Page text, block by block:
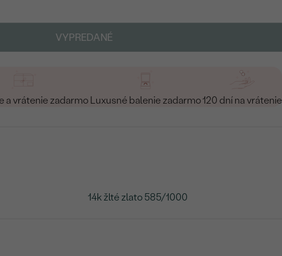
VYPREDANÉ
a vrátenie zadarmo Luxusné balenie zadarmo120 dní na vrátenie
14k žlté zlato 585/1000